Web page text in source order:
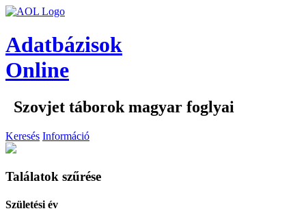
Adatbázisok
Online
Szovjet táborok magyar foglyai
Keresés Információ
Találatok szűrése
Születési év